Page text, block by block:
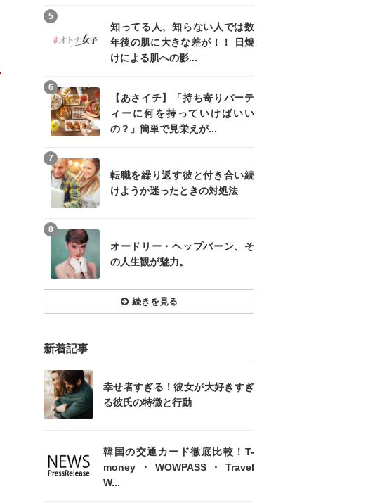
知ってる人、知らない人では数
年後の肌に大きな差が！！ 日焼
けによる肌への影...
5
【あさイチ】「持ち寄りパーテ
ィーに何を持っていけばいい
の？」簡単で見栄えが...
6
転職を繰り返す彼と付き合い続
けようか迷ったときの対処法
7
オードリー・ヘップバーン、そ
の人生観が魅力。
8
続きを見る
新着記事
幸せ者すぎる！彼女が大好きすぎ
る彼氏の特徴と行動
韓国の交通カード徹底比較！T-
money・WOWPASS・Travel
W...